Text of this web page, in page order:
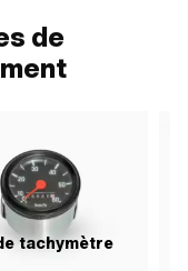
de
tachymètre